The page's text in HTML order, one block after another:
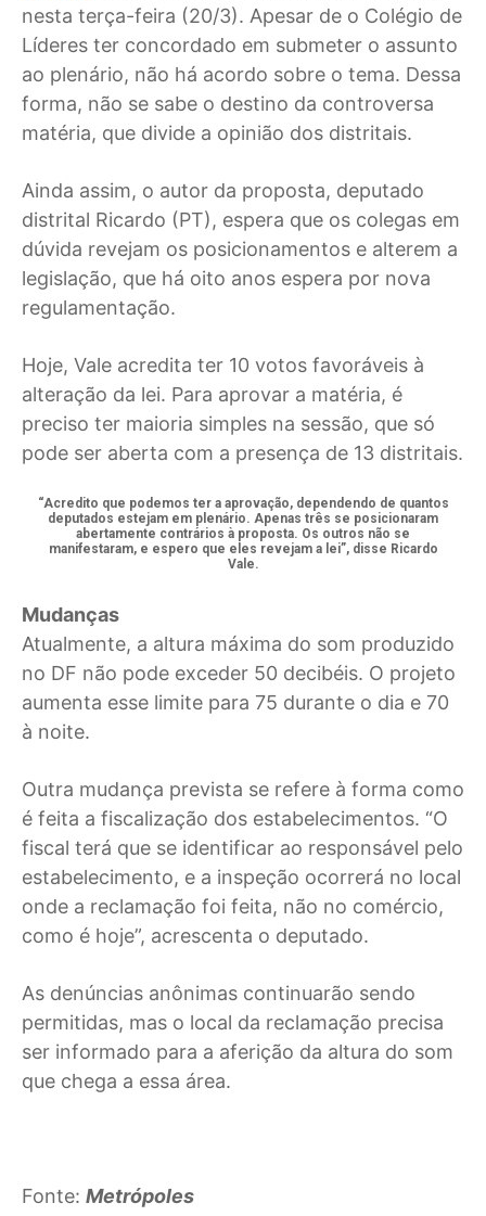
nesta terça-feira (20/3). Apesar de o Colégio de
Líderes ter concordado em submeter o assunto
ao plenário, não há acordo sobre o tema. Dessa
forma, não se sabe o destino da controversa
matéria, que divide a opinião dos distritais.
Ainda assim, o autor da proposta, deputado
distrital Ricardo (PT), espera que os colegas em
dúvida revejam os posicionamentos e alterem a
legislação, que há oito anos espera por nova
regulamentação.
Hoje, Vale acredita ter 10 votos favoráveis à
alteração da lei. Para aprovar a matéria, é
preciso ter maioria simples na sessão, que só
pode ser aberta com a presença de 13 distritais.
“Acredito que podemos ter a aprovação, dependendo de quantos
deputados estejam em plenário. Apenas três se posicionaram
abertamente contrários à proposta. Os outros não se
manifestaram, e espero que eles revejam a lei”, disse Ricardo
Vale.
Mudanças
Atualmente, a altura máxima do som produzido
no DF não pode exceder 50 decibéis. O projeto
aumenta esse limite para 75 durante o dia e 70
à noite.
Outra mudança prevista se refere à forma como
é feita a fiscalização dos estabelecimentos. “O
fiscal terá que se identificar ao responsável pelo
estabelecimento, e a inspeção ocorrerá no local
onde a reclamação foi feita, não no comércio,
como é hoje”, acrescenta o deputado.
As denúncias anônimas continuarão sendo
permitidas, mas o local da reclamação precisa
ser informado para a aferição da altura do som
que chega a essa área.
Fonte: Metrópoles